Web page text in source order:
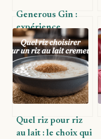
Generous Gin :
expérience
sensorielle et
secrets d’un gin
d’exception
Quel riz pour riz
au lait : le choix qui